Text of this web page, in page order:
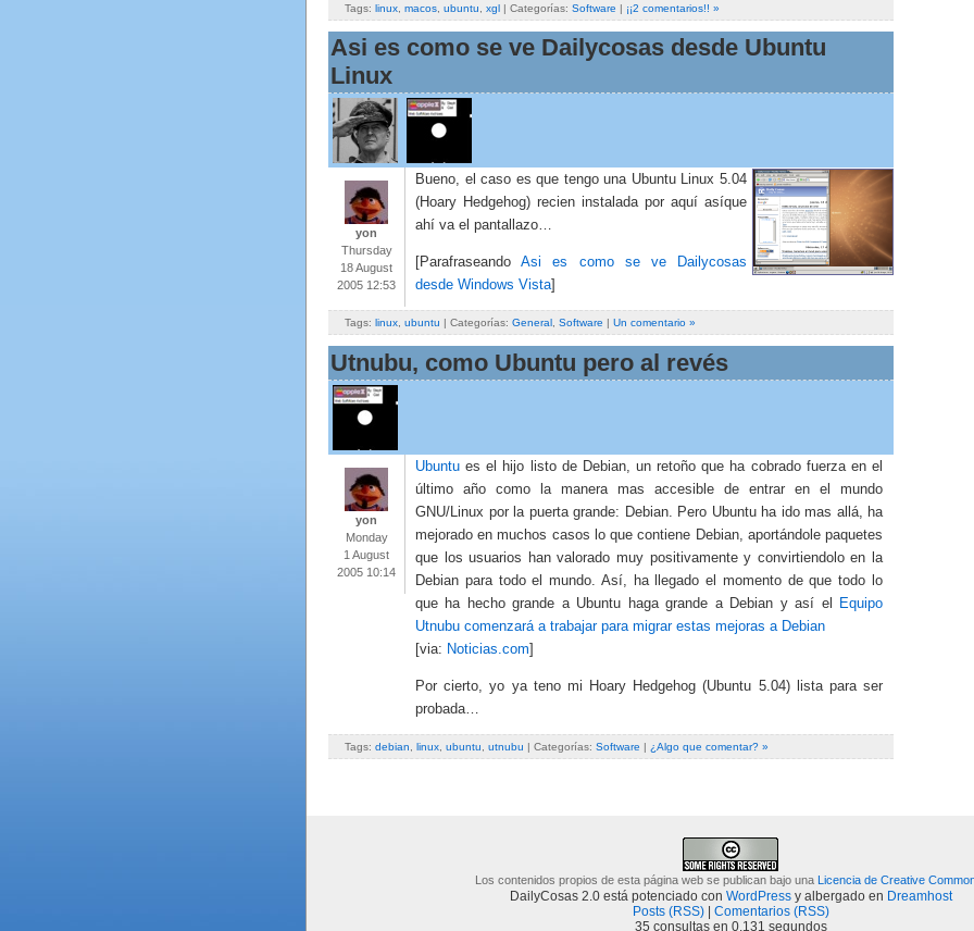
Tags: linux macos ubuntu xgl | Categorías: Software | ¡¡2 comentarios!! »
Asi es como se ve Dailycosas desde Ubuntu
Linux
yon
Thursday
18 August
2005 12:53
Bueno, el caso es que tengo una Ubuntu Linux 5.04
(Hoary Hedgehog) recien instalada por aquí asíque
ahí va el pantallazo…
[ParafraseandoAsi es como se ve Dailycosas
desde Windows Vista]
Tags: linux, ubuntu | Categorías: General , Software Un comentario »
Utnubu, como Ubuntu pero al revés
yon
Monday
1 August
2005 10:14
Ubuntu es el hijo listo de Debian, un retoño que ha cobrado fuerza en el
último año como la manera mas accesible de entrar en el mundo
GNU/Linux por la puerta grande: Debian. Pero Ubuntu ha ido mas allá, ha
mejorado en muchos casos lo que contiene Debian, aportándole paquetes
que los usuarios han valorado muy positivamente y convirtiendolo en la
Debian para todo el mundo. Así, ha llegado el momento de que todo lo
que ha hecho grande a Ubuntu haga grande a Debian y así el
Equipo
Utnubu comenzará a trabajar para migrar estas mejoras a Debian
[via: Noticias.com
Por cierto, yo ya teno mi Hoary Hedgehog (Ubuntu 5.04) lista para ser
probada…
Tags: debian linux ubuntu utnubu | Categorías: Software | ¿Algo que comentar? »
Los contenidos propios de esta página web se publican bajo una Licencia de Creative
DailyCosas 2.0 está potenciado con WordPressy albergado en Dreamhost
Posts (RSS)| Comentarios (RSS)
35 consultas en 0.131 segundos